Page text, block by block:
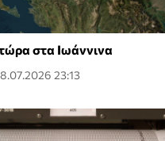
στα Ιωάννινα
23:13